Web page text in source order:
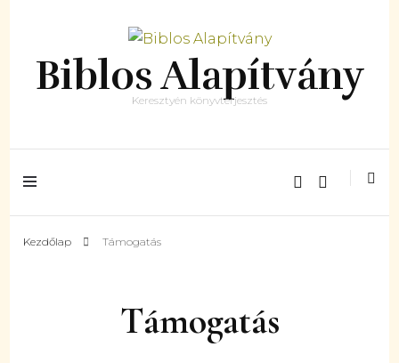
Biblos Alapítvány
Keresztyén könyvterjesztés
Kezdőlap Támogatás
Támogatás